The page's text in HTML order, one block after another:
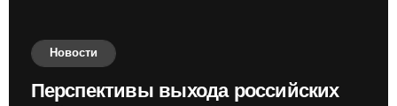
Новости
Перспективы выхода российских